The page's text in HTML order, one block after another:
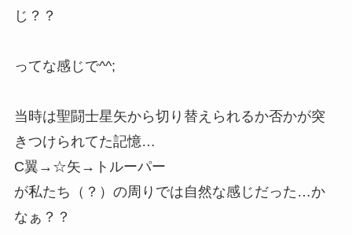
じ？？
ってな感じで^^;
当時は聖闘士星矢から切り替えられるか否かが突
きつけられてた記憶…
C翼→☆矢→トルーパー
が私たち（？）の周りでは自然な感じだった…か
なぁ？？